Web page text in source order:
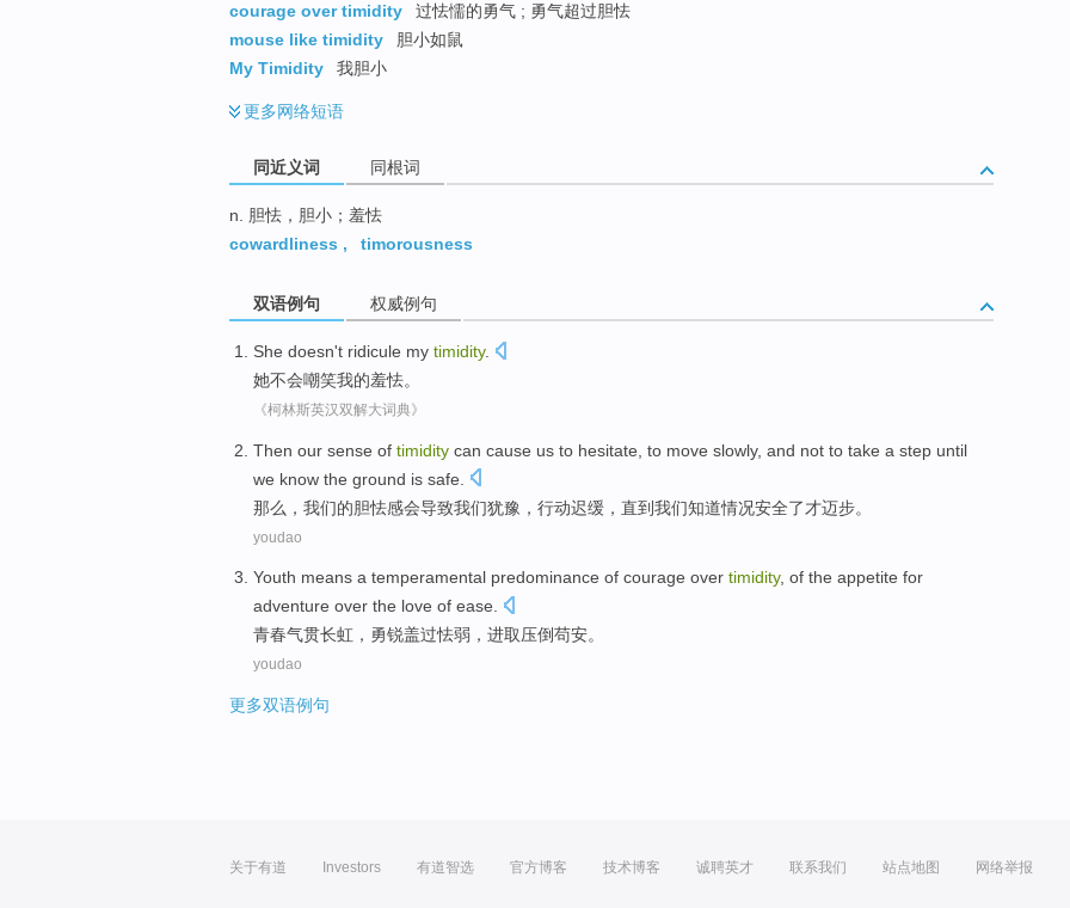
courage over timidity
过怯懦的勇气 ; 勇气超过胆怯
mouse like timidity
胆小如鼠
My Timidity
我胆小
更多网络短语
同近义词 同根词
n. 胆怯，胆小；羞怯
cowardliness , timorousness
双语例句 权威例句
She doesn't ridicule my timidity.
她不会嘲笑我的羞怯。
《柯林斯英汉双解大词典》
Then our sense of timidity can cause us to hesitate , to move slowly, and not to take a step until
we know the ground is safe
那么 ， 我们的胆怯感会导致我们犹豫 ， 行动迟缓 ， 直到我们知道情况安全了才迈步。
youdao
Youth means a temperamental predominance of courage over timidity, of the appetite for
adventure over the love of ease.
青春气贯长虹 ，勇锐盖过怯弱 ，进取压倒苟安。
youdao
更多双语例句
关于有道 Investors 有道智选 官方博客 技术博客 诚聘英才 联系我们 站点地图 网络举报